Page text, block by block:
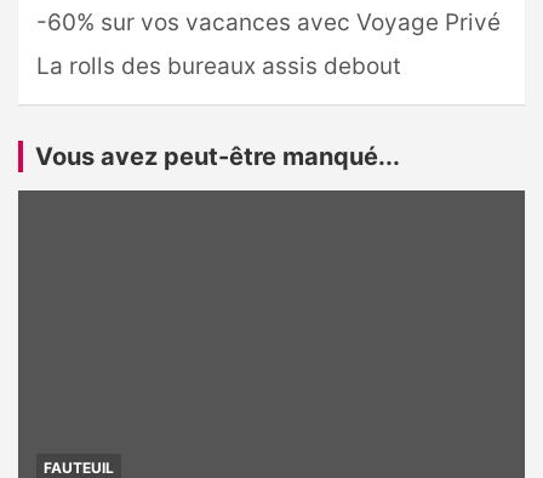
-60% sur vos vacances avec Voyage Privé
La rolls des bureaux assis debout
Vous avez peut-être manqué...
FAUTEUIL